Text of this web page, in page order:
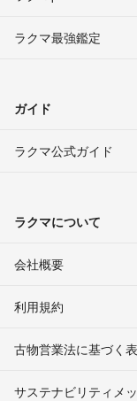
ラクマ最強鑑定
ガイド
ラクマ公式ガイド
ラクマについて
会社概要
利用規約
古物営業法に基づく
サステナビリティメ